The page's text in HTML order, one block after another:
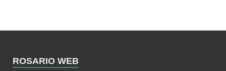
ROSARIO WEB